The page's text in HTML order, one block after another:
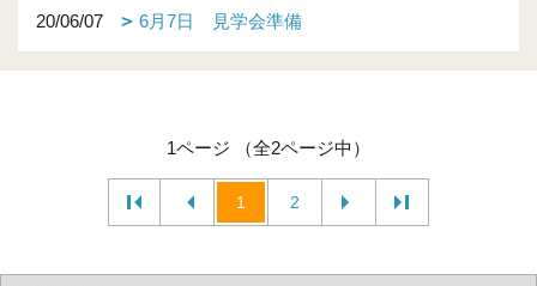
20/06/07 6月7日 見学会準備
1ページ （全2ページ中）
1 2